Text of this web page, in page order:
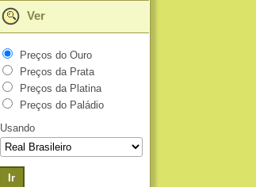
Ver
Preços do Ouro
Preços da Prata
Preços da Platina
Preços do Paládio
Usando
Ir